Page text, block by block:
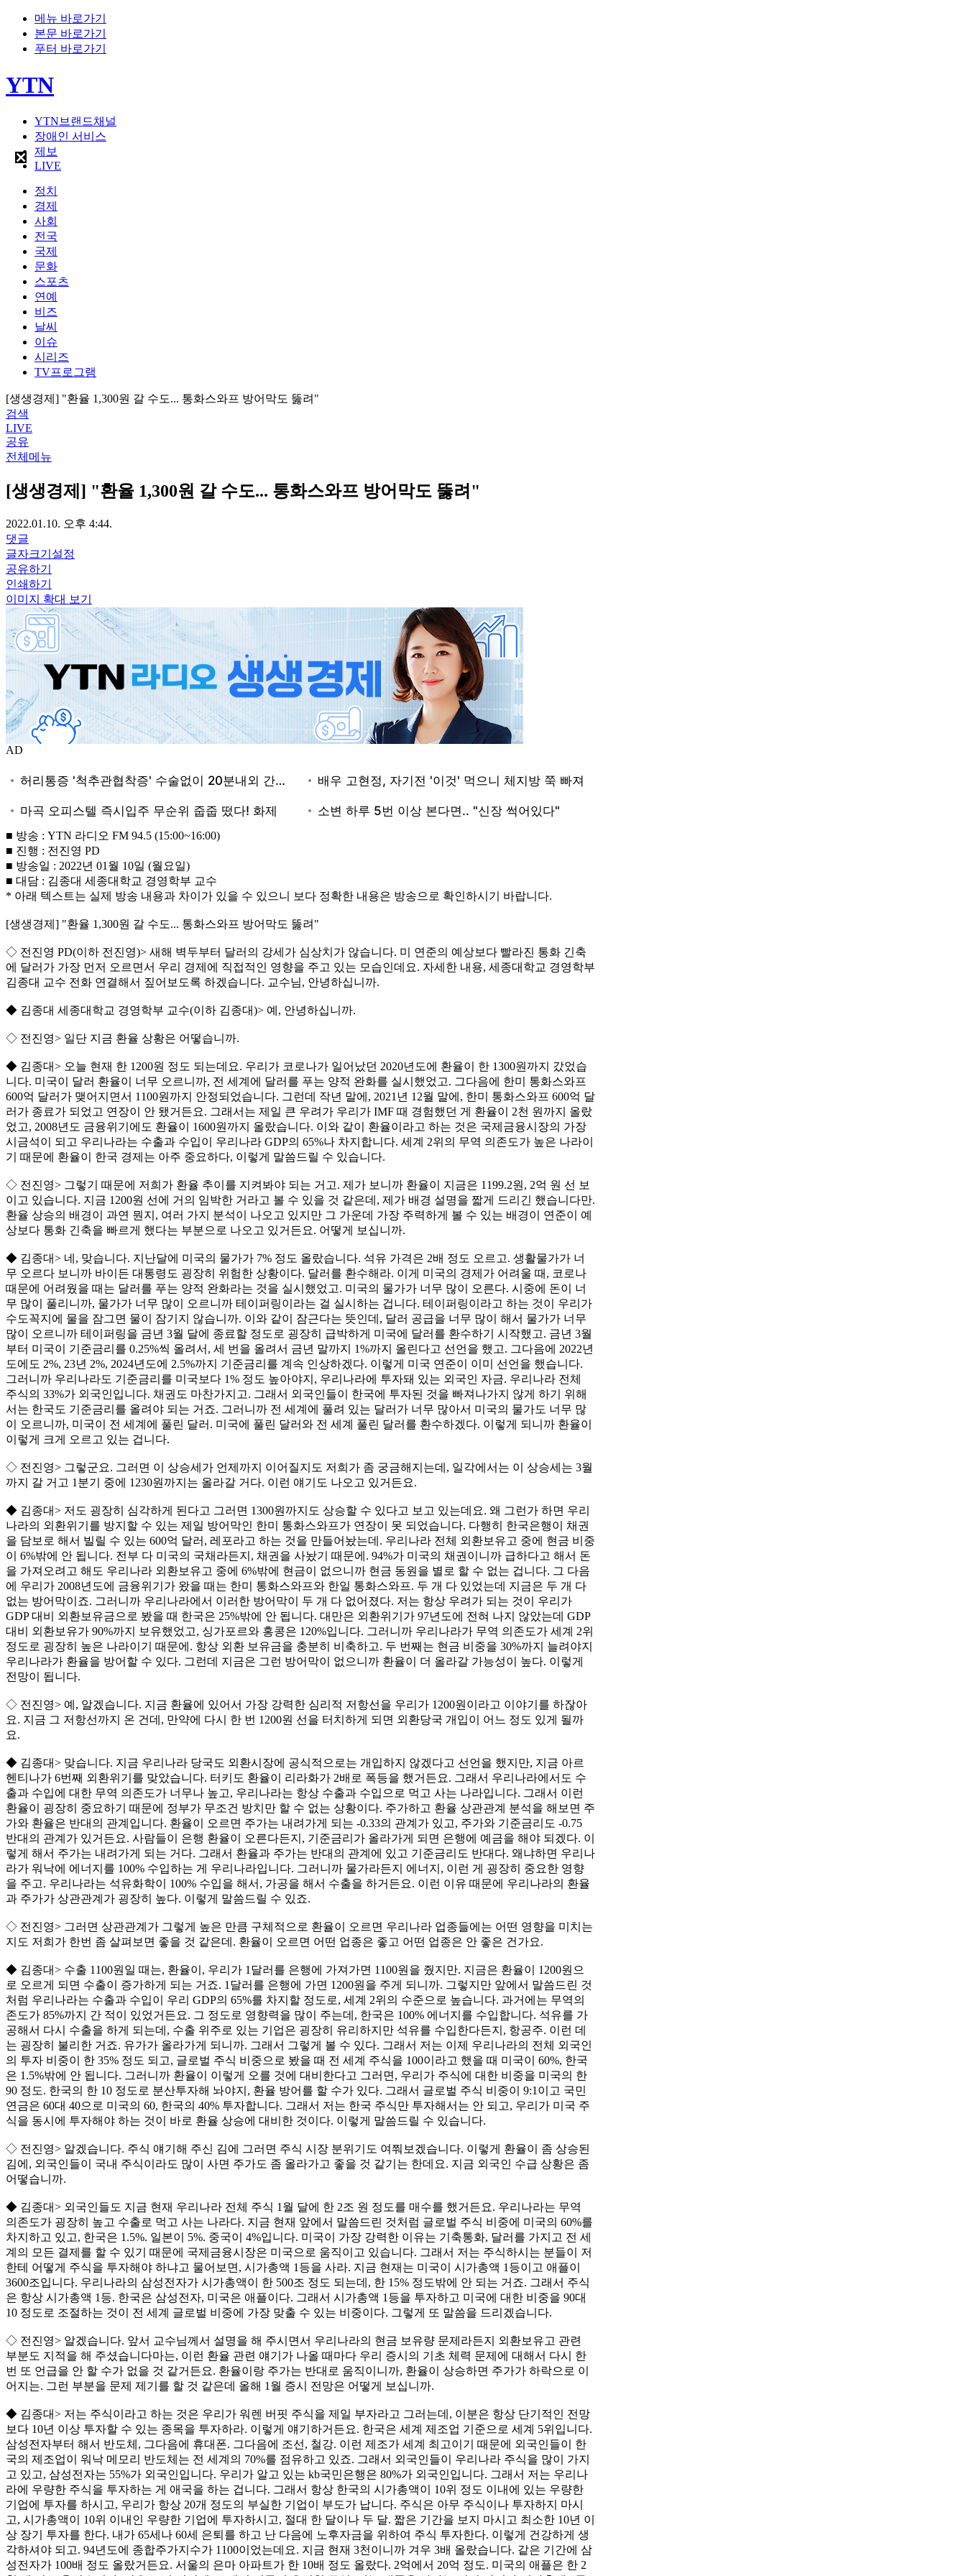
메뉴 바로가기
본문 바로가기
푸터 바로가기
YTN
YTN브랜드채널
장애인 서비스
제보
LIVE
정치
경제
사회
전국
국제
문화
스포츠
연예
비즈
날씨
이슈
시리즈
TV프로그램
[생생경제] "환율 1,300원 갈 수도... 통화스와프 방어막도 뚫려"
검색
LIVE
공유
전체메뉴
[생생경제] "환율 1,300원 갈 수도... 통화스와프 방어막도 뚫려"
2022.01.10. 오후 4:44.
댓글
글자크기설정
공유하기
인쇄하기
이미지 확대 보기
AD
■ 방송 : YTN 라디오 FM 94.5 (15:00~16:00)
■ 진행 : 전진영 PD
■ 방송일 : 2022년 01월 10일 (월요일)
■ 대담 : 김종대 세종대학교 경영학부 교수
* 아래 텍스트는 실제 방송 내용과 차이가 있을 수 있으니 보다 정확한 내용은 방송으로 확인하시기 바랍니다.
[생생경제] "환율 1,300원 갈 수도... 통화스와프 방어막도 뚫려"
◇ 전진영 PD(이하 전진영)> 새해 벽두부터 달러의 강세가 심상치가 않습니다. 미 연준의 예상보다 빨라진 통화 긴축
에 달러가 가장 먼저 오르면서 우리 경제에 직접적인 영향을 주고 있는 모습인데요. 자세한 내용, 세종대학교 경영학부
김종대 교수 전화 연결해서 짚어보도록 하겠습니다. 교수님, 안녕하십니까.
◆ 김종대 세종대학교 경영학부 교수(이하 김종대)> 예, 안녕하십니까.
◇ 전진영> 일단 지금 환율 상황은 어떻습니까.
◆ 김종대> 오늘 현재 한 1200원 정도 되는데요. 우리가 코로나가 일어났던 2020년도에 환율이 한 1300원까지 갔었습
니다. 미국이 달러 환율이 너무 오르니까, 전 세계에 달러를 푸는 양적 완화를 실시했었고. 그다음에 한미 통화스와프
600억 달러가 맺어지면서 1100원까지 안정되었습니다. 그런데 작년 말에, 2021년 12월 말에, 한미 통화스와프 600억 달
러가 종료가 되었고 연장이 안 됐거든요. 그래서는 제일 큰 우려가 우리가 IMF 때 경험했던 게 환율이 2천 원까지 올랐
었고, 2008년도 금융위기에도 환율이 1600원까지 올랐습니다. 이와 같이 환율이라고 하는 것은 국제금융시장의 가장
시금석이 되고 우리나라는 수출과 수입이 우리나라 GDP의 65%나 차지합니다. 세계 2위의 무역 의존도가 높은 나라이
기 때문에 환율이 한국 경제는 아주 중요하다, 이렇게 말씀드릴 수 있습니다.
◇ 전진영> 그렇기 때문에 저희가 환율 추이를 지켜봐야 되는 거고. 제가 보니까 환율이 지금은 1199.2원, 2억 원 선 보
이고 있습니다. 지금 1200원 선에 거의 임박한 거라고 볼 수 있을 것 같은데, 제가 배경 설명을 짧게 드리긴 했습니다만.
환율 상승의 배경이 과연 뭔지, 여러 가지 분석이 나오고 있지만 그 가운데 가장 주력하게 볼 수 있는 배경이 연준이 예
상보다 통화 긴축을 빠르게 했다는 부분으로 나오고 있거든요. 어떻게 보십니까.
◆ 김종대> 네, 맞습니다. 지난달에 미국의 물가가 7% 정도 올랐습니다. 석유 가격은 2배 정도 오르고. 생활물가가 너
무 오르다 보니까 바이든 대통령도 굉장히 위험한 상황이다. 달러를 환수해라. 이게 미국의 경제가 어려울 때, 코로나
때문에 어려웠을 때는 달러를 푸는 양적 완화라는 것을 실시했었고. 미국의 물가가 너무 많이 오른다. 시중에 돈이 너
무 많이 풀리니까, 물가가 너무 많이 오르니까 테이퍼링이라는 걸 실시하는 겁니다. 테이퍼링이라고 하는 것이 우리가
수도꼭지에 물을 잠그면 물이 잠기지 않습니까. 이와 같이 잠근다는 뜻인데, 달러 공급을 너무 많이 해서 물가가 너무
많이 오르니까 테이퍼링을 금년 3월 달에 종료할 정도로 굉장히 급박하게 미국에 달러를 환수하기 시작했고. 금년 3월
부터 미국이 기준금리를 0.25%씩 올려서, 세 번을 올려서 금년 말까지 1%까지 올린다고 선언을 했고. 그다음에 2022년
도에도 2%, 23년 2%, 2024년도에 2.5%까지 기준금리를 계속 인상하겠다. 이렇게 미국 연준이 이미 선언을 했습니다.
그러니까 우리나라도 기준금리를 미국보다 1% 정도 높아야지, 우리나라에 투자돼 있는 외국인 자금. 우리나라 전체
주식의 33%가 외국인입니다. 채권도 마찬가지고. 그래서 외국인들이 한국에 투자된 것을 빠져나가지 않게 하기 위해
서는 한국도 기준금리를 올려야 되는 거죠. 그러니까 전 세계에 풀려 있는 달러가 너무 많아서 미국의 물가도 너무 많
이 오르니까, 미국이 전 세계에 풀린 달러. 미국에 풀린 달러와 전 세계 풀린 달러를 환수하겠다. 이렇게 되니까 환율이
이렇게 크게 오르고 있는 겁니다.
◇ 전진영> 그렇군요. 그러면 이 상승세가 언제까지 이어질지도 저희가 좀 궁금해지는데, 일각에서는 이 상승세는 3월
까지 갈 거고 1분기 중에 1230원까지는 올라갈 거다. 이런 얘기도 나오고 있거든요.
◆ 김종대> 저도 굉장히 심각하게 된다고 그러면 1300원까지도 상승할 수 있다고 보고 있는데요. 왜 그런가 하면 우리
나라의 외환위기를 방지할 수 있는 제일 방어막인 한미 통화스와프가 연장이 못 되었습니다. 다행히 한국은행이 채권
을 담보로 해서 빌릴 수 있는 600억 달러, 레포라고 하는 것을 만들어놨는데. 우리나라 전체 외환보유고 중에 현금 비중
이 6%밖에 안 됩니다. 전부 다 미국의 국채라든지, 채권을 사놨기 때문에. 94%가 미국의 채권이니까 급하다고 해서 돈
을 가져오려고 해도 우리나라 외환보유고 중에 6%밖에 현금이 없으니까 현금 동원을 별로 할 수 없는 겁니다. 그 다음
에 우리가 2008년도에 금융위기가 왔을 때는 한미 통화스와프와 한일 통화스와프. 두 개 다 있었는데 지금은 두 개 다
없는 방어막이죠. 그러니까 우리나라에서 이러한 방어막이 두 개 다 없어졌다. 저는 항상 우려가 되는 것이 우리가
GDP 대비 외환보유금으로 봤을 때 한국은 25%밖에 안 됩니다. 대만은 외환위기가 97년도에 전혀 나지 않았는데 GDP
대비 외환보유가 90%까지 보유했었고, 싱가포르와 홍콩은 120%입니다. 그러니까 우리나라가 무역 의존도가 세계 2위
정도로 굉장히 높은 나라이기 때문에. 항상 외환 보유금을 충분히 비축하고. 두 번째는 현금 비중을 30%까지 늘려야지
우리나라가 환율을 방어할 수 있다. 그런데 지금은 그런 방어막이 없으니까 환율이 더 올라갈 가능성이 높다. 이렇게
전망이 됩니다.
◇ 전진영> 예, 알겠습니다. 지금 환율에 있어서 가장 강력한 심리적 저항선을 우리가 1200원이라고 이야기를 하잖아
요. 지금 그 저항선까지 온 건데, 만약에 다시 한 번 1200원 선을 터치하게 되면 외환당국 개입이 어느 정도 있게 될까
요.
◆ 김종대> 맞습니다. 지금 우리나라 당국도 외환시장에 공식적으로는 개입하지 않겠다고 선언을 했지만, 지금 아르
헨티나가 6번째 외환위기를 맞았습니다. 터키도 환율이 리라화가 2배로 폭등을 했거든요. 그래서 우리나라에서도 수
출과 수입에 대한 무역 의존도가 너무나 높고, 우리나라는 항상 수출과 수입으로 먹고 사는 나라입니다. 그래서 이런
환율이 굉장히 중요하기 때문에 정부가 무조건 방치만 할 수 없는 상황이다. 주가하고 환율 상관관계 분석을 해보면 주
가와 환율은 반대의 관계입니다. 환율이 오르면 주가는 내려가게 되는 -0.33의 관계가 있고, 주가와 기준금리도 -0.75
반대의 관계가 있거든요. 사람들이 은행 환율이 오른다든지, 기준금리가 올라가게 되면 은행에 예금을 해야 되겠다. 이
렇게 해서 주가는 내려가게 되는 거다. 그래서 환율과 주가는 반대의 관계에 있고 기준금리도 반대다. 왜냐하면 우리나
라가 워낙에 에너지를 100% 수입하는 게 우리나라입니다. 그러니까 물가라든지 에너지, 이런 게 굉장히 중요한 영향
을 주고. 우리나라는 석유화학이 100% 수입을 해서, 가공을 해서 수출을 하거든요. 이런 이유 때문에 우리나라의 환율
과 주가가 상관관계가 굉장히 높다. 이렇게 말씀드릴 수 있죠.
◇ 전진영> 그러면 상관관계가 그렇게 높은 만큼 구체적으로 환율이 오르면 우리나라 업종들에는 어떤 영향을 미치는
지도 저희가 한번 좀 살펴보면 좋을 것 같은데. 환율이 오르면 어떤 업종은 좋고 어떤 업종은 안 좋은 건가요.
◆ 김종대> 수출 1100원일 때는, 환율이, 우리가 1달러를 은행에 가져가면 1100원을 줬지만. 지금은 환율이 1200원으
로 오르게 되면 수출이 증가하게 되는 거죠. 1달러를 은행에 가면 1200원을 주게 되니까. 그렇지만 앞에서 말씀드린 것
처럼 우리나라는 수출과 수입이 우리 GDP의 65%를 차지할 정도로, 세계 2위의 수준으로 높습니다. 과거에는 무역의
존도가 85%까지 간 적이 있었거든요. 그 정도로 영향력을 많이 주는데, 한국은 100% 에너지를 수입합니다. 석유를 가
공해서 다시 수출을 하게 되는데, 수출 위주로 있는 기업은 굉장히 유리하지만 석유를 수입한다든지, 항공주. 이런 데
는 굉장히 불리한 거죠. 유가가 올라가게 되니까. 그래서 그렇게 볼 수 있다. 그래서 저는 이제 우리나라의 전체 외국인
의 투자 비중이 한 35% 정도 되고, 글로벌 주식 비중으로 봤을 때 전 세계 주식을 100이라고 했을 때 미국이 60%, 한국
은 1.5%밖에 안 됩니다. 그러니까 환율이 이렇게 오를 것에 대비한다고 그러면, 우리가 주식에 대한 비중을 미국의 한
90 정도. 한국의 한 10 정도로 분산투자해 놔야지, 환율 방어를 할 수가 있다. 그래서 글로벌 주식 비중이 9:1이고 국민
연금은 60대 40으로 미국의 60, 한국의 40% 투자합니다. 그래서 저는 한국 주식만 투자해서는 안 되고, 우리가 미국 주
식을 동시에 투자해야 하는 것이 바로 환율 상승에 대비한 것이다. 이렇게 말씀드릴 수 있습니다.
◇ 전진영> 알겠습니다. 주식 얘기해 주신 김에 그러면 주식 시장 분위기도 여쭤보겠습니다. 이렇게 환율이 좀 상승된
김에, 외국인들이 국내 주식이라도 많이 사면 주가도 좀 올라가고 좋을 것 같기는 한데요. 지금 외국인 수급 상황은 좀
어떻습니까.
◆ 김종대> 외국인들도 지금 현재 우리나라 전체 주식 1월 달에 한 2조 원 정도를 매수를 했거든요. 우리나라는 무역
의존도가 굉장히 높고 수출로 먹고 사는 나라다. 지금 현재 앞에서 말씀드린 것처럼 글로벌 주식 비중에 미국의 60%를
차지하고 있고, 한국은 1.5%. 일본이 5%. 중국이 4%입니다. 미국이 가장 강력한 이유는 기축통화, 달러를 가지고 전 세
계의 모든 결제를 할 수 있기 때문에 국제금융시장은 미국으로 움직이고 있습니다. 그래서 저는 주식하시는 분들이 저
한테 어떻게 주식을 투자해야 하냐고 물어보면, 시가총액 1등을 사라. 지금 현재는 미국이 시가총액 1등이고 애플이
3600조입니다. 우리나라의 삼성전자가 시가총액이 한 500조 정도 되는데, 한 15% 정도밖에 안 되는 거죠. 그래서 주식
은 항상 시가총액 1등. 한국은 삼성전자, 미국은 애플이다. 그래서 시가총액 1등을 투자하고 미국에 대한 비중을 90대
10 정도로 조절하는 것이 전 세계 글로벌 비중에 가장 맞출 수 있는 비중이다. 그렇게 또 말씀을 드리겠습니다.
◇ 전진영> 알겠습니다. 앞서 교수님께서 설명을 해 주시면서 우리나라의 현금 보유량 문제라든지 외환보유고 관련
부분도 지적을 해 주셨습니다마는, 이런 환율 관련 얘기가 나올 때마다 우리 증시의 기초 체력 문제에 대해서 다시 한
번 또 언급을 안 할 수가 없을 것 같거든요. 환율이랑 주가는 반대로 움직이니까, 환율이 상승하면 주가가 하락으로 이
어지는. 그런 부분을 문제 제기를 할 것 같은데 올해 1월 증시 전망은 어떻게 보십니까.
◆ 김종대> 저는 주식이라고 하는 것은 우리가 워렌 버핏 주식을 제일 부자라고 그러는데, 이분은 항상 단기적인 전망
보다 10년 이상 투자할 수 있는 종목을 투자하라. 이렇게 얘기하거든요. 한국은 세계 제조업 기준으로 세계 5위입니다.
삼성전자부터 해서 반도체, 그다음에 휴대폰. 그다음에 조선, 철강. 이런 제조가 세계 최고이기 때문에 외국인들이 한
국의 제조업이 워낙 메모리 반도체는 전 세계의 70%를 점유하고 있죠. 그래서 외국인들이 우리나라 주식을 많이 가지
고 있고, 삼성전자는 55%가 외국인입니다. 우리가 알고 있는 kb국민은행은 80%가 외국인입니다. 그래서 저는 우리나
라에 우량한 주식을 투자하는 게 애국을 하는 겁니다. 그래서 항상 한국의 시가총액이 10위 정도 이내에 있는 우량한
기업에 투자를 하시고, 우리가 항상 20개 정도의 부실한 기업이 부도가 납니다. 주식은 아무 주식이나 투자하지 마시
고, 시가총액이 10위 이내인 우량한 기업에 투자하시고, 절대 한 달이나 두 달. 짧은 기간을 보지 마시고 최소한 10년 이
상 장기 투자를 한다. 내가 65세나 60세 은퇴를 하고 난 다음에 노후자금을 위하여 주식 투자한다. 이렇게 건강하게 생
각하셔야 되고. 94년도에 종합주가지수가 1100이었는데요. 지금 현재 3천이니까 겨우 3배 올랐습니다. 같은 기간에 삼
성전자가 100배 정도 올랐거든요. 서울의 은마 아파트가 한 10배 정도 올랐다. 2억에서 20억 정도. 미국의 애플은 한 2